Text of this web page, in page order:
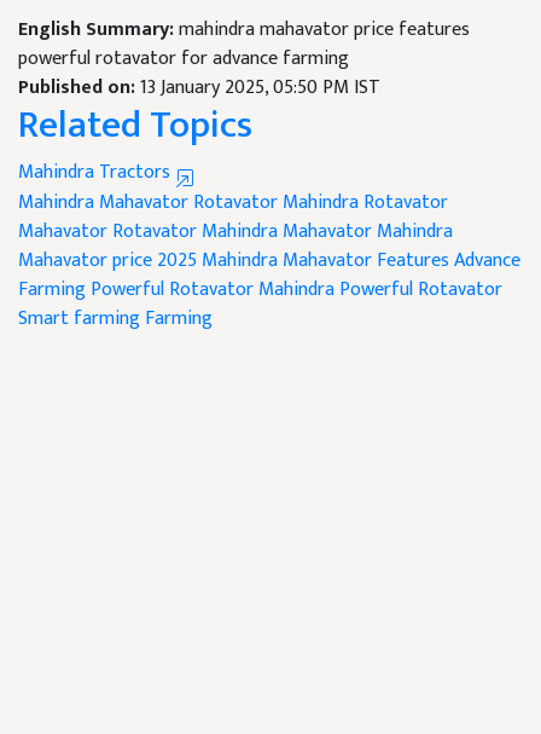
English Summary:mahindra mahavator price features
powerful rotavator for advance farming
Published on:13 January 2025, 05:50 PM IST
Related Topics
Mahindra Tractors
Mahindra Mahavator RotavatorMahindra Rotavator
Mahavator RotavatorMahindra MahavatorMahindra
Mahavator price 2025Mahindra Mahavator FeaturesAdvance
FarmingPowerful RotavatorMahindra Powerful Rotavator
Smart farmingFarming